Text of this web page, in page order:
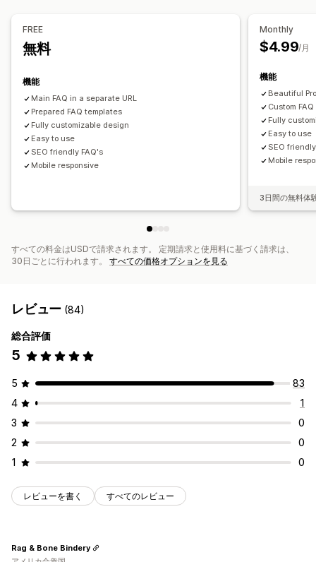
カスタムCSS
FREE
無料
機能
Main FAQ in a separate URL
Prepared FAQ templates
Fully customizable design
Easy to use
SEO friendly FAQ's
Mobile responsive
Monthly
$4.99/月
機能
Beautiful
Custom
Fully
Easy to use
SEO friendly
Mobile
3日間の無料体
すべての料金はUSDで請求されます。 定期請求と使用料に基づく請求は、
30日ごとに行われます。 すべての価格オプションを見る
レビュー (84)
総合評価
5
5
83
4
1
3
0
2
0
1
0
レビューを書く すべてのレビュー
Rag & Bone Bindery